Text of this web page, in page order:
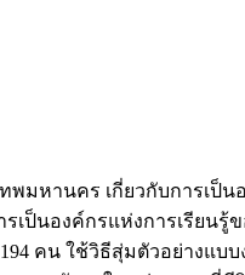
หานคร เกี่ยวกับการเป็
ป็นองค์กรแห่งการเรียน
คน ใช้วิธีสุ่มตัวอย่างแ